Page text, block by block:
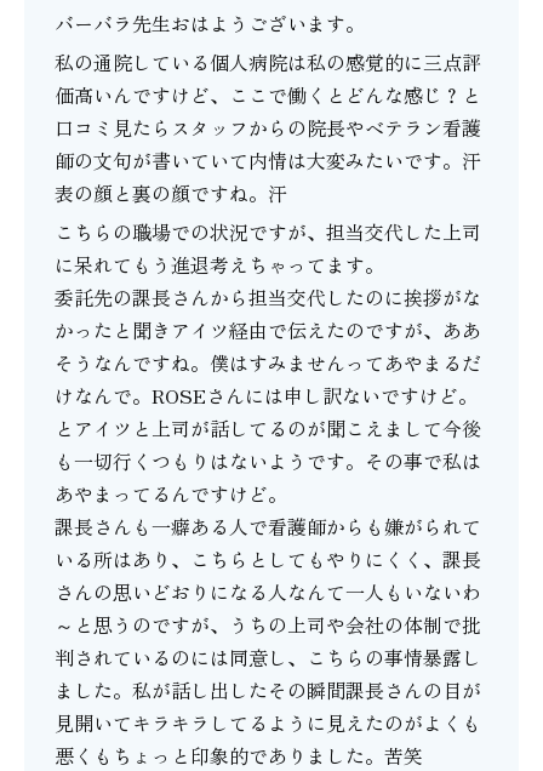
バーバラ先生おはようございます。
私の通院している個人病院は私の感覚的に三点評
価高いんですけど、ここで働くとどんな感じ？と
口コミ見たらスタッフからの院長やベテラン看護
師の文句が書いていて内情は大変みたいです。汗
表の顔と裏の顔ですね。汗
こちらの職場での状況ですが、担当交代した上司
に呆れてもう進退考えちゃってます。
委託先の課長さんから担当交代したのに挨拶がな
かったと聞きアイツ経由で伝えたのですが、ああ
そうなんですね。僕はすみませんってあやまるだ
けなんで。ROSEさんには申し訳ないですけど。
とアイツと上司が話してるのが聞こえまして今後
も一切行くつもりはないようです。その事で私は
あやまってるんですけど。
課長さんも一癖ある人で看護師からも嫌がられて
いる所はあり、こちらとしてもやりにくく、課長
さんの思いどおりになる人なんて一人もいないわ
～と思うのですが、うちの上司や会社の体制で批
判されているのには同意し、こちらの事情暴露し
ました。私が話し出したその瞬間課長さんの目が
見開いてキラキラしてるように見えたのがよくも
悪くもちょっと印象的でありました。苦笑